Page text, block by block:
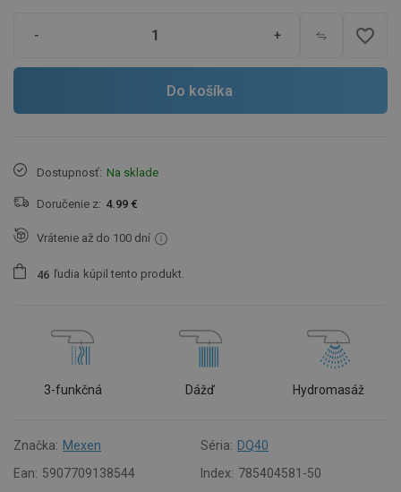
- + favorite_border
Do košíka
Dostupnosť: Na sklade
Doručenie z: 4.99 €
Vrátenie až do 100 dní
46 ľudia kúpil tento produkt.
3-funkčná Dážď Hydromasáž
Značka: Mexen Séria: DQ40
Ean: 5907709138544 Index: 785404581-50